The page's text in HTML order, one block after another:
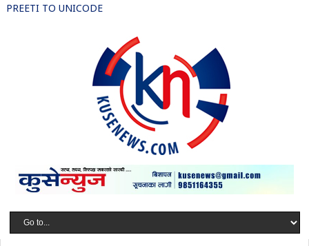
PREETI TO UNICODE